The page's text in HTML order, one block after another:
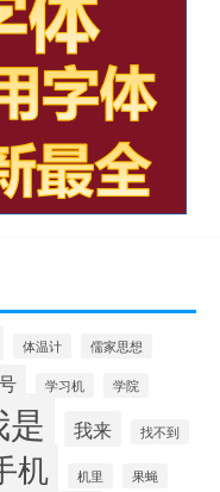
体温计 儒家思想
学习机 学院
我来 找不到
机 机里 果蝇